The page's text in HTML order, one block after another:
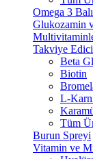
Omega 3
Glukozamin
Takviye Edici
Beta
Biotin
L-
Tüm
Burun Spreyi
Vitamin ve